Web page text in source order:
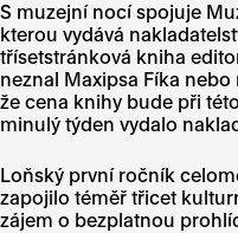
S muzejní nocí spojuje
kterou vydává
třísetstránková kniha
neznal Maxipsa Fíka
že cena knihy bude při
minulý týden vydalo
Loňský první ročník
zapojilo téměř třicet
zájem o bezplatnou